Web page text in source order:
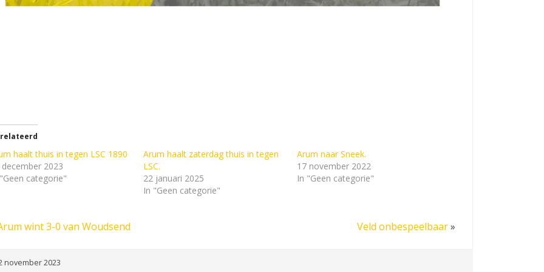
haalt thuis in tegen LSC 1890
december 2023
categorie"
Arum haalt zaterdag thuis in tegen
LSC.
22 januari 2025
In "Geen categorie"
Arum naar Sneek.
17 november 2022
In "Geen categorie"
wint 3-0 van Woudsend Veld onbespeelbaar»
november 2023